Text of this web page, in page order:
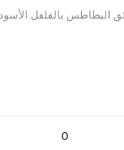
البطاطس بالفلفل الأسود 43 غرام
0